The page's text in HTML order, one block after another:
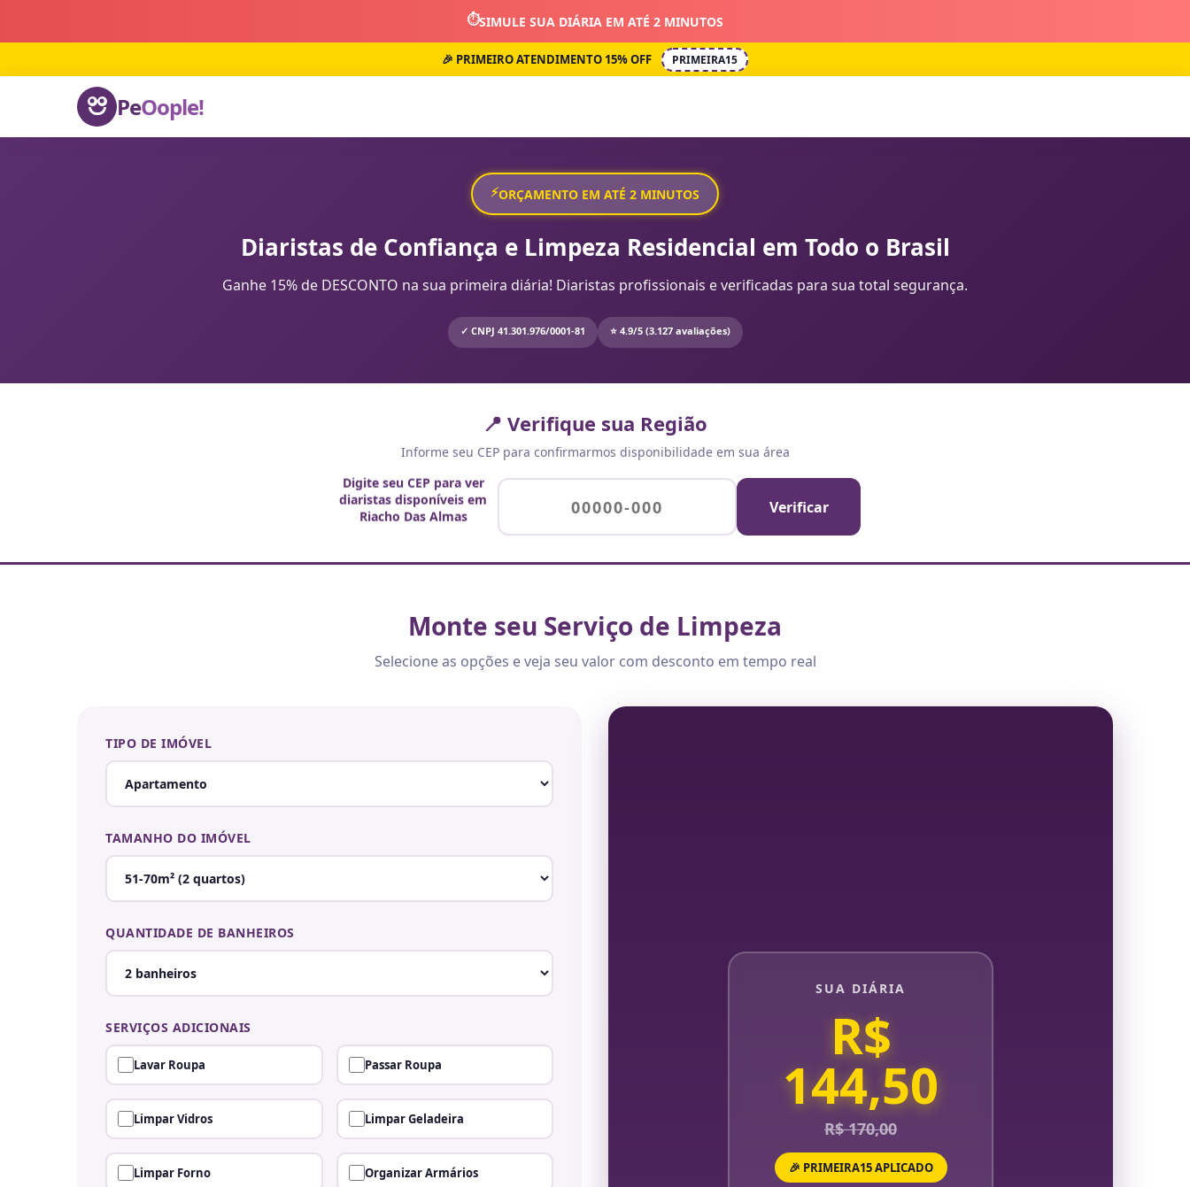
⏱️SIMULE SUA DIÁRIA EM ATÉ 2 MINUTOS
🎉 PRIMEIRO ATENDIMENTO 15% OFF PRIMEIRA15
PeOople!
⚡ORÇAMENTO EM ATÉ 2 MINUTOS
Diaristas de Confiança e Limpeza Residencial em Todo o Brasil
Ganhe 15% de DESCONTO na sua primeira diária! Diaristas profissionais e verificadas para sua total segurança.
✓ CNPJ 41.301.976/0001-81 ⭐ 4.9/5 (3.127 avaliações)
📍 Verifique sua Região
Informe seu CEP para confirmarmos disponibilidade em sua área
Digite seu CEP para ver
diaristas disponíveis em
Riacho Das Almas
Verificar
Monte seu Serviço de Limpeza
Selecione as opções e veja seu valor com desconto em tempo real
TIPO DE IMÓVEL
TAMANHO DO IMÓVEL
QUANTIDADE DE BANHEIROS
SERVIÇOS ADICIONAIS
Lavar Roupa Passar Roupa
Limpar Vidros Limpar Geladeira
Limpar Forno Organizar Armários
SUA DIÁRIA
R$
144,50
R$ 170,00
🎉 PRIMEIRA15 APLICADO